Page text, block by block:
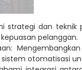
strategi dan
pelanggan.
otomatisasi